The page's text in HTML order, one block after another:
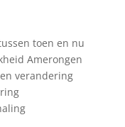
toen en nu
Amerongen
verandering